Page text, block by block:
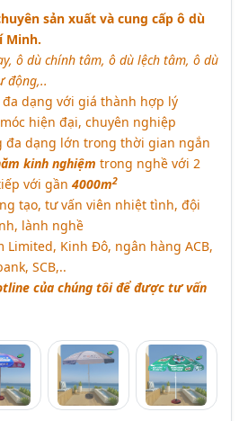
sản xuất và cung cấp ô dù
Minh.
ô dù chính tâm, ô dù lệch tâm, ô dù
động,..
dạng với giá thành hợp lý
hiện đại, chuyên nghiệp
đa dạng lớn trong thời gian ngắn
kinh nghiệm trong nghề với 2
với gần 4000m2
tạo, tư vấn viên nhiệt tình, đội
lành nghề
Limited, Kinh Đô, ngân hàng ACB,
SCB,..
của chúng tôi để được tư vấn